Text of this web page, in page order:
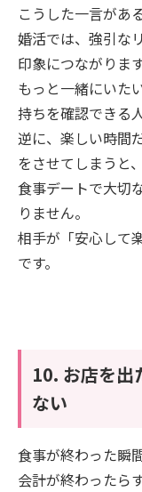
こうした一言があ
婚活では、強引な
印象につながります
もっと一緒にいた
持ちを確認できる
逆に、楽しい時間
をさせてしまうと
食事デートで大切
りません。
相手が「安心して
です。
10. お店を出
ない
食事が終わった瞬
会計が終わったら